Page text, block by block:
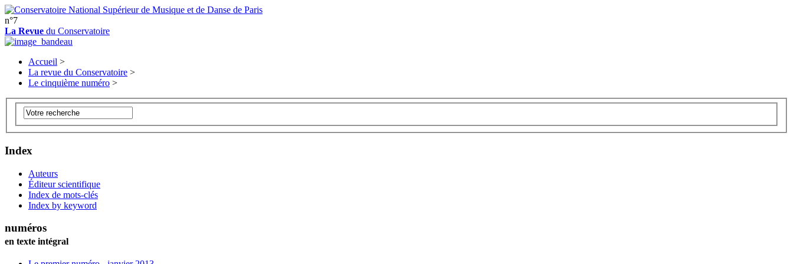
n°7
La Revue du Conservatoire
Accueil >
La revue du Conservatoire >
Le cinquième numéro >
Index
Auteurs
Éditeur scientifique
Index de mots-clés
Index by keyword
numéros
en texte intégral